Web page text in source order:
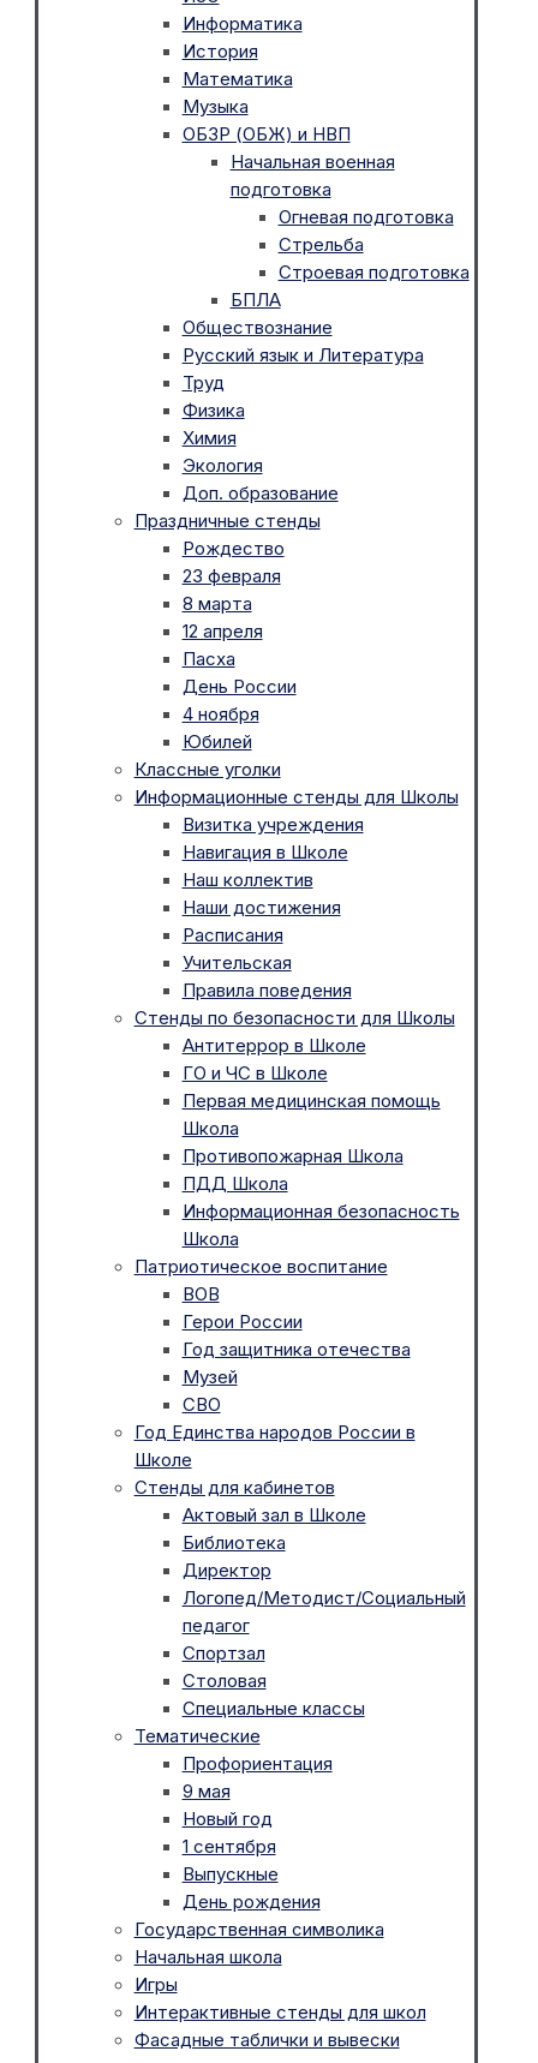
Информатика
История
Математика
Музыка
ОБЗР (ОБЖ) и НВП
Начальная военная
подготовка
Огневая подготовка
Стрельба
Строевая подготовка
БПЛА
Обществознание
Русский язык и Литература
Труд
Физика
Химия
Экология
Доп. образование
Праздничные стенды
Рождество
23 февраля
8 марта
12 апреля
Пасха
День России
4 ноября
Юбилей
Классные уголки
Информационные стенды для Школы
Визитка учреждения
Навигация в Школе
Наш коллектив
Наши достижения
Расписания
Учительская
Правила поведения
Стенды по безопасности для Школы
Антитеррор в Школе
ГО и ЧС в Школе
Первая медицинская помощь
Школа
Противопожарная Школа
ПДД Школа
Информационная безопасность
Школа
Патриотическое воспитание
ВОВ
Герои России
Год защитника отечества
Музей
СВО
Год Единства народов России в
Школе
Стенды для кабинетов
Актовый зал в Школе
Библиотека
Директор
Логопед/Методист/Социальный
педагог
Спортзал
Столовая
Специальные классы
Тематические
Профориентация
9 мая
Новый год
1 сентября
Выпускные
День рождения
Государственная символика
Начальная школа
Игры
Интерактивные стенды для школ
Фасадные таблички и вывески